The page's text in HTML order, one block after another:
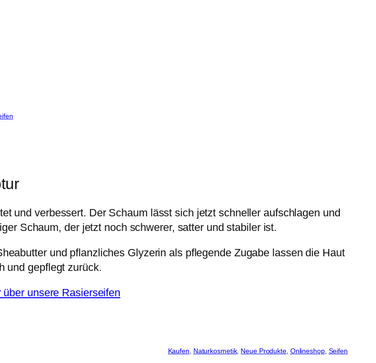
und verbessert. Der Schaum lässt sich jetzt schneller aufschlagen und
Schaum, der jetzt noch schwerer, satter und stabiler ist.
und pflanzliches Glyzerin als pflegende Zugabe lassen die Haut
und gepflegt zurück.
über unsere Rasierseifen
Kaufen Naturkosmetik, Neue Produkte, Onlineshop, Seifen